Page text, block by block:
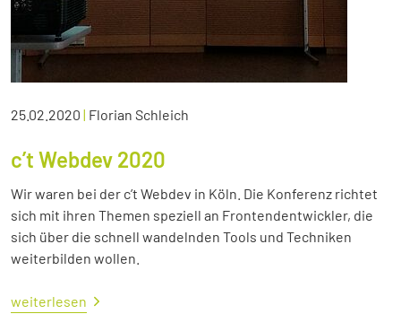
25.02.2020 | Florian Schleich
c’t Webdev 2020
Wir waren bei der c’t Webdev in Köln. Die Konferenz richtet
sich mit ihren Themen speziell an Frontendentwickler, die
sich über die schnell wandelnden Tools und Techniken
weiterbilden wollen.
weiterlesen